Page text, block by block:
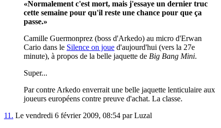
Normalement c'est mort, mais j'essaye un dernier truc
cette semaine pour qu'il reste une chance pour que ça
passe.
Camille Guermonprez (boss d'Arkedo) au micro d'Erwan
Cario dans le Silence on joue d'aujourd'hui (vers la 27e
minute), à propos de la belle jaquette de Big Bang Mini.
Super...
Par contre Arkedo enverrait une belle jaquette lenticulaire aux
joueurs européens contre preuve d'achat. La classe.
11. Le vendredi 6 février 2009, 08:54 par Luzal